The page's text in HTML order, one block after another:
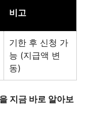
비고
기한 후 신청 가
능 (지급액 변
동)
지금 바로 알아보